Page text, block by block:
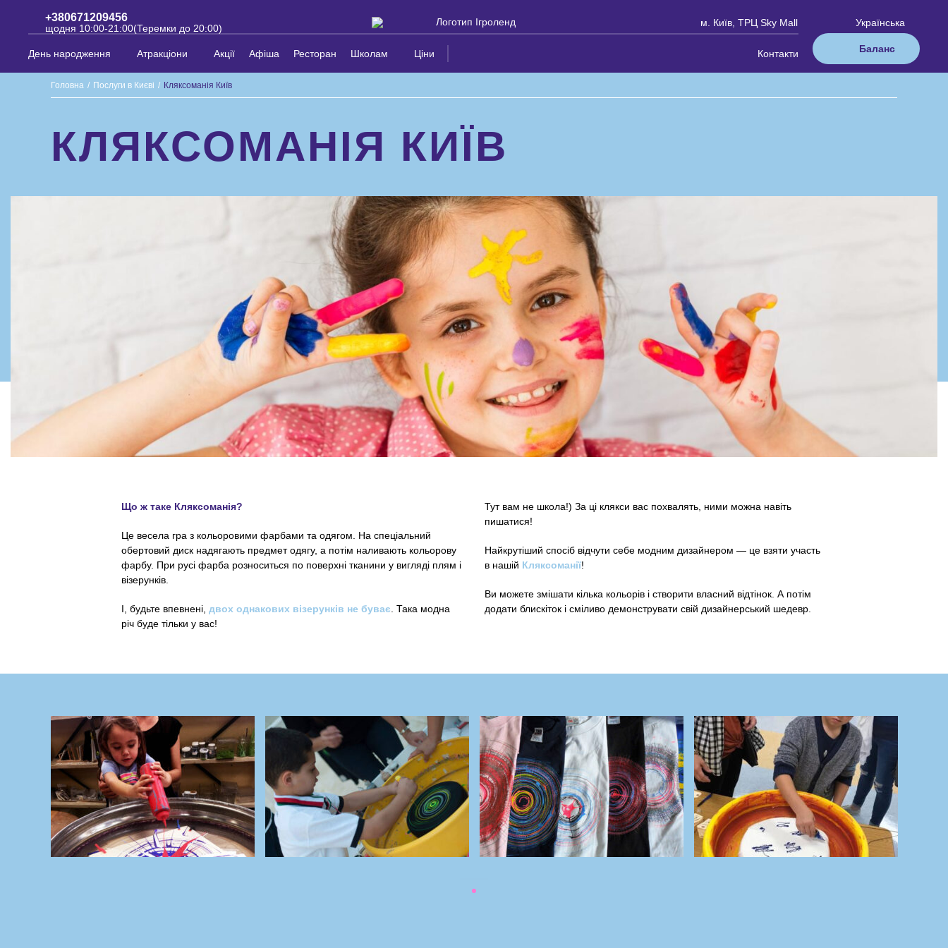
+380671209456
щодня 10:00-21:00(Теремки до 20:00) м. Київ, ТРЦ Sky Mall Українська
День народження Атракціони Акції Афіша Ресторан Школам Ціни Контакти Баланс
Головна / Послуги в Києві / Кляксоманія Київ
КЛЯКСОМАНІЯ КИЇВ
Що ж таке Кляксоманія?
Це весела гра з кольоровими фарбами та одягом. На спеціальний
обертовий диск надягають предмет одягу, а потім наливають кольорову
фарбу. При русі фарба розноситься по поверхні тканини у вигляді плям і
візерунків.
І, будьте впевнені, двох однакових візерунків не буває . Така модна
річ буде тільки у вас!
Тут вам не школа!) За ці клякси вас похвалять, ними можна навіть
пишатися!
Найкрутіший спосіб відчути себе модним дизайнером — це взяти участь
в нашій Кляксоманії!
Ви можете змішати кілька кольорів і створити власний відтінок. А потім
додати блискіток і сміливо демонструвати свій дизайнерський шедевр.